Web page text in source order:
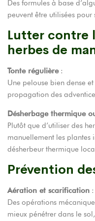
Des formules à base
peuvent être utilisées
Lutter contre
herbes de
Tonte régulière:
Une pelouse bien dense
propagation des
Désherbage thermique
Plutôt que d’utiliser des
manuellement les plantes
désherbeur thermique
Prévention
Aération et scarification :
Des opérations
mieux pénétrer dans le